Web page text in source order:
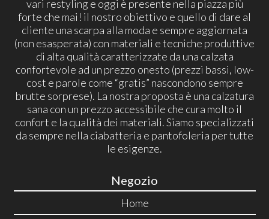
vari restyling e oggi è presente nella piazza più
forte che mai! il nostro obiettivo e quello di dare al
cliente una scarpa alla moda e sempre aggiornata
(non esasperata) con materiali e tecniche produttive
di alta qualità caratterizzate da una calzata
confortevole ad un prezzo onesto (prezzi bassi, low-
cost e parole come “gratis” nascondono sempre
brutte sorprese). La nostra proposta è una calzatura
sana con un prezzo accessibile che cura molto il
confort e la qualità dei materiali. Siamo specializzati
da sempre nella ciabatteria e pantofoleria per tutte
le esigenze.
Negozio
Home